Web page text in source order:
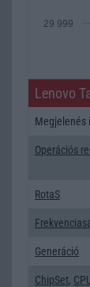
29 999
Lenovo
Megjelenés
Operációs
RotaS
Generáció
ChipSet,